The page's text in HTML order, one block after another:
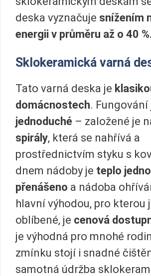
deska vyznačuje snížením
energii v průměru až o 40 %.
Sklokeramická varná
Tato varná deska je
domácnostech. Fungování
jednoduché – založené je
spirály, která se nahřívá a
prostřednictvím styku s
dnem nádoby je teplo
přenášeno a nádoba
hlavní výhodou, pro kterou
oblíbené, je cenová
je výhodná pro mnohé
zmínku stojí i snadné
samotná údržba